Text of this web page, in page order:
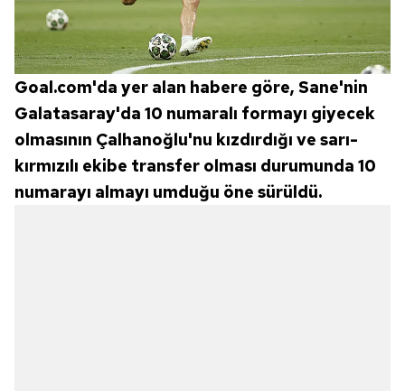
Goal.com'da yer alan habere göre, Sane'nin
Galatasaray'da 10 numaralı formayı giyecek
olmasının Çalhanoğlu'nu kızdırdığı ve sarı-
kırmızılı ekibe transfer olması durumunda 10
numarayı almayı umduğu öne sürüldü.